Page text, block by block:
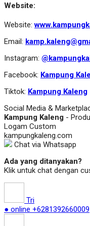
Website:
Website:
Email:
Instagram:
Facebook: Kampung
Tiktok: Kampung Kaleng
Social Media &
Kampung Kaleng -
Logam Custom
kampungkaleng.com
Chat via Whatsapp
Ada yang ditanyakan?
Klik untuk chat dengan
Tri
● online +6281392660009